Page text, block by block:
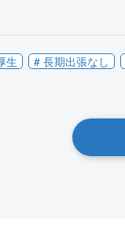
生 # 長期出張なし